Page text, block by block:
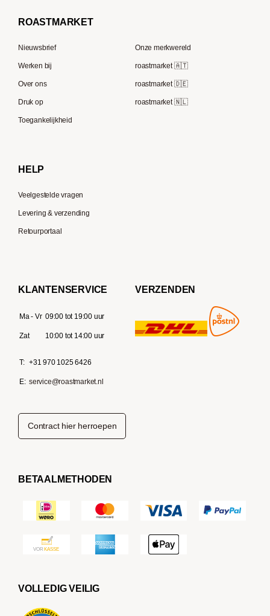
French Press koffie
Tre Forze
Lavazza
Berliner Kaffeerösterei
Speicherstadt Kaffee
Supremo
Moccamaster
ROASTMARKET
Nieuwsbrief
Werken bij
Over ons
Druk op
Toegankelijkheid
Onze merkwereld
roastmarket 🇦🇹
roastmarket 🇩🇪
roastmarket 🇳🇱
HELP
Veelgestelde vragen
Levering & verzending
Retourportaal
KLANTENSERVICE
Ma - Vr 09:00 tot 19:00 uur
Zat 10:00 tot 14:00 uur
T: +31 970 1025 6426
E: service@roastmarket.nl
VERZENDEN
Contract hier herroepen
BETAALMETHODEN
VOLLEDIG VEILIG